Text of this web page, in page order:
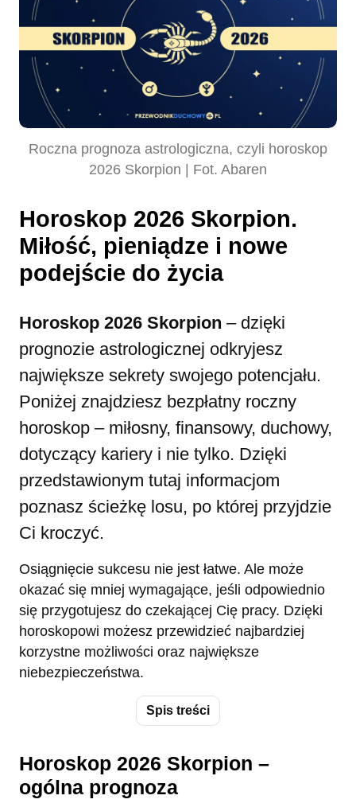
Roczna prognoza astrologiczna, czyli horoskop
2026 Skorpion | Fot. Abaren
Horoskop 2026 Skorpion.
Miłość, pieniądze i nowe
podejście do życia
Horoskop 2026 Skorpion – dzięki
prognozie astrologicznej odkryjesz
największe sekrety swojego potencjału.
Poniżej znajdziesz bezpłatny roczny
horoskop – miłosny, finansowy, duchowy,
dotyczący kariery i nie tylko. Dzięki
przedstawionym tutaj informacjom
poznasz ścieżkę losu, po której przyjdzie
Ci kroczyć.
Osiągnięcie sukcesu nie jest łatwe. Ale może
okazać się mniej wymagające, jeśli odpowiednio
się przygotujesz do czekającej Cię pracy. Dzięki
horoskopowi możesz przewidzieć najbardziej
korzystne możliwości oraz największe
niebezpieczeństwa.
Spis treści
Horoskop 2026 Skorpion –
ogólna prognoza